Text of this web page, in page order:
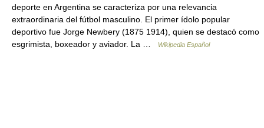
deporte en Argentina se caracteriza por una relevancia
extraordinaria del fútbol masculino. El primer ídolo popular
deportivo fue Jorge Newbery (1875 1914), quien se destacó como
esgrimista, boxeador y aviador. La …
Wikipedia Español